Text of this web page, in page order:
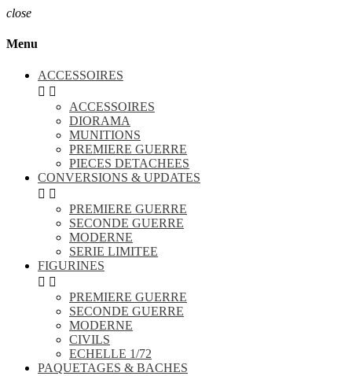
close
Menu
ACCESSOIRES
 
ACCESSOIRES
DIORAMA
MUNITIONS
PREMIERE GUERRE
PIECES DETACHEES
CONVERSIONS & UPDATES
 
PREMIERE GUERRE
SECONDE GUERRE
MODERNE
SERIE LIMITEE
FIGURINES
 
PREMIERE GUERRE
SECONDE GUERRE
MODERNE
CIVILS
ECHELLE 1/72
PAQUETAGES & BACHES